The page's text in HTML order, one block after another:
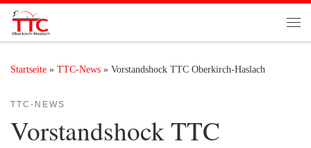
Zum Inhalt springen
Startseite » TTC-News » Vorstandshock TTC Oberkirch-Haslach
TTC-NEWS
Vorstandshock TTC